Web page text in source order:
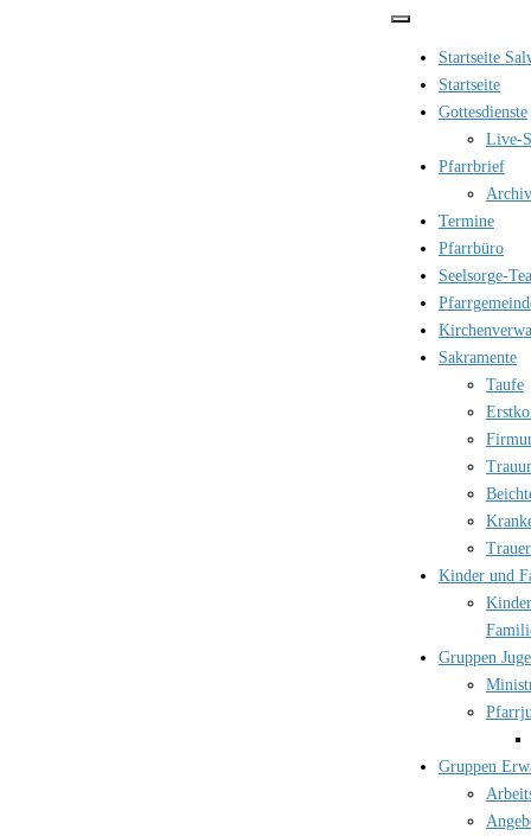
Startseite
Startseite
Gottesdienste
Live-
Pfarrbrief
Termine
Pfarrbüro
Seelsorge-
Sakramente
Taufe
Kinder und
Gruppen
Gruppen